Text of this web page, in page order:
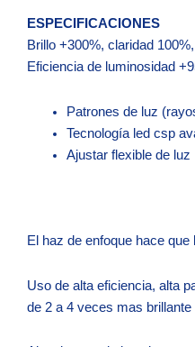
ESPECIFICACIONES
Brillo +300%, claridad
Eficiencia de luminosidad
Patrones de luz
Tecnología led csp
Ajustar flexible de luz
El haz de enfoque hace
Uso de alta eficiencia, alta
de 2 a 4 veces mas brillante